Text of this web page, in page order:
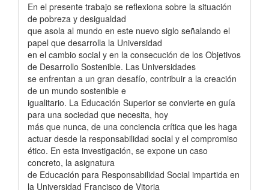
En el presente trabajo se reflexiona sobre la situación
de pobreza y desigualdad
que asola al mundo en este nuevo siglo señalando el
papel que desarrolla la Universidad
en el cambio social y en la consecución de los Objetivos
de Desarrollo Sostenible. Las Universidades
se enfrentan a un gran desafío, contribuir a la creación
de un mundo sostenible e
igualitario. La Educación Superior se convierte en guía
para una sociedad que necesita, hoy
más que nunca, de una conciencia crítica que les haga
actuar desde la responsabilidad social y el compromiso
ético. En esta investigación, se expone un caso
concreto, la asignatura
de Educación para Responsabilidad Social impartida en
la Universidad Francisco de Vitoria